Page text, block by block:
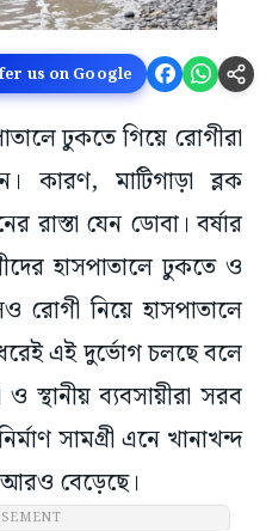
us on Google
ঢুকতে গিয়ে রোগীরা
মাটিগাড়া ব্লক
রাস্তা যেন ডোবা। বর্ষার
হাসপাতালে ঢুকতে ও
রোগী নিয়ে হাসপাতালে
এই দুর্ভোগ চলছে বলে
স্থানীয় ব্যবসায়ীরা সরব
সামগ্রী এনে খানাখন্দ
বেড়েছে।